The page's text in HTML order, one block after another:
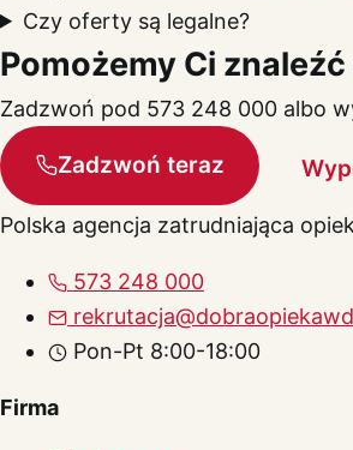
Czy oferty są legalne?
Pomożemy Ci
Zadzwoń pod 573 248 000 albo
Zadzwoń teraz
Polska agencja zatrudniająca
573 248 000
Pon-Pt 8:00-18:00
Firma